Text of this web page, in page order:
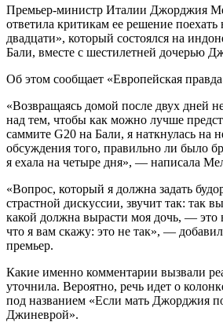
Премьер-министр Италии Джорджия
ответила критикам ее решение
двадцати», который состоялся на
Бали, вместе с шестилетней дочерью
Об этом сообщает «Европейская
«Возвращаясь домой после двух дней
над тем, чтобы как можно лучше
саммите G20 на Бали, я наткнулась на
обсуждения того, правильно ли было
я ехала на четыре дня», — написала
«Вопрос, который я должна задать
страстной дискуссии, звучит так: так
какой должна вырасти моя дочь, — это
что я вам скажу: это не так», —
премьер.
Какие именно комментарии вызвали
уточнила. Вероятно, речь идет о
под названием «Если мать Джорджия
Джиневрой».